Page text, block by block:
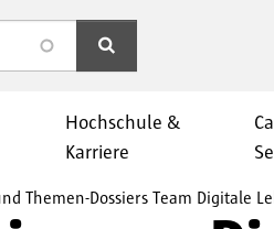
search
Hochschule &
Karriere
Themen-Dossiers Team Digitale